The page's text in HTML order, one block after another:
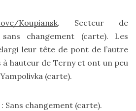
Koupiansk. Secteur de
changement (carte). Les
leur tête de pont de l’autre
à hauteur de Terny et ont un peu
(carte).
Sans changement (carte).